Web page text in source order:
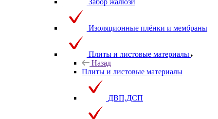
Забор жалюзи
Изоляционные плёнки и мембраны
Плиты и листовые материалы
Назад
Плиты и листовые материалы
ДВП,ДСП